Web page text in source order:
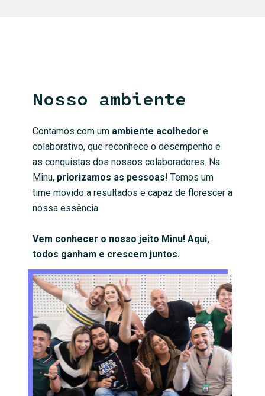
Nosso ambiente
Contamos com um ambiente acolhedor e
colaborativo, que reconhece o desempenho e
as conquistas dos nossos colaboradores. Na
Minu, priorizamos as pessoas! Temos um
time movido a resultados e capaz de florescer a
nossa essência.
Vem conhecer o nosso jeito Minu! Aqui,
todos ganham e crescem juntos.